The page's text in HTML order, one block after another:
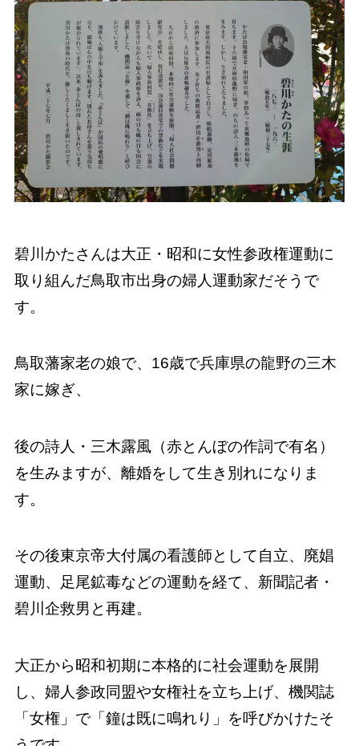
碧川かたさんは大正・昭和に女性参政権運動に
取り組んだ鳥取市出身の婦人運動家だそうで
す。
鳥取藩家老の娘で、16歳で兵庫県の龍野の三木
家に嫁ぎ、
後の詩人・三木露風（赤とんぼの作詞で有名）
を生みますが、離婚をして生き別れになりま
す。
その後東京帝大付属の看護師として自立、廃娼
運動、足尾鉱毒などの運動を経て、新聞記者・
碧川企救男と再建。
大正から昭和初期に本格的に社会運動を展開
し、婦人参政同盟や女権社を立ち上げ、機関誌
「女権」で「鐘は既に鳴れり」を呼びかけたそ